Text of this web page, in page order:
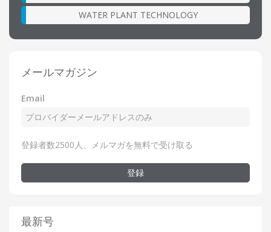
WATER PLANT TECHNOLOGY
メールマガジン
Email
登録者数2500人、メルマガを無料で受け取る
登録
最新号